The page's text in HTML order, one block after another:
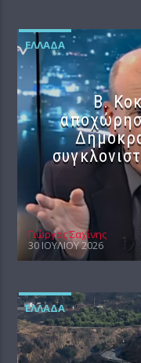
ΕΛΛΆΔΑ
Β.
Γιώργος Σαχίνης
30 ΙΟΥΛΊΟΥ 2026
ΕΛΛΆΔΑ